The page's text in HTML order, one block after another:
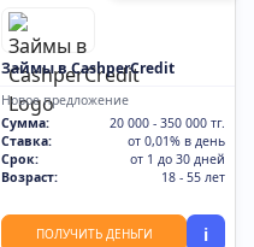
Займы в CashperCredit
Новое предложение
Сумма:
20 000 - 350 000 тг.
Ставка:
от 0,01% в день
Срок:
от 1 до 30 дней
Возраст:
18 - 55 лет
ПОЛУЧИТЬ ДЕНЬГИ i